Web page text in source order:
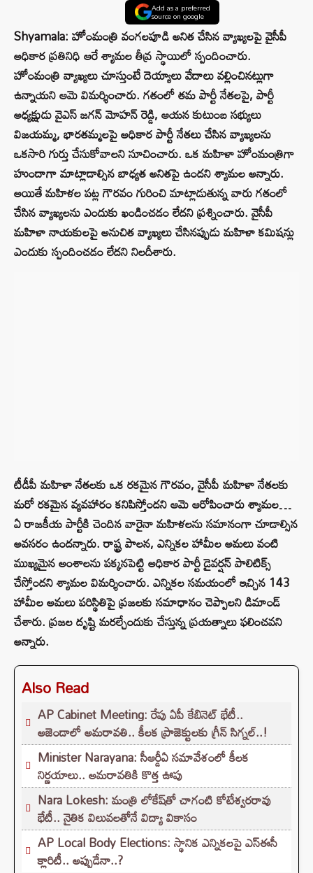
Add as a preferred
source on google
Shyamala: హోంమంత్రి వంగలపూడి అనిత చేసిన వ్యాఖ్యలపై వైసీపీ
అధికార ప్రతినిధి ఆరే శ్యామల తీవ్ర స్థాయిలో స్పందించారు.
హోంమంత్రి వ్యాఖ్యలు చూస్తుంటే దెయ్యాలు వేదాలు వల్లించినట్లుగా
ఉన్నాయని ఆమె విమర్శించారు. గతంలో తమ పార్టీ నేతలపై, పార్టీ
అధ్యక్షుడు వైఎస్ జగన్ మోహన్ రెడ్డి, ఆయన కుటుంబ సభ్యులు
విజయమ్మ, భారతమ్మలపై అధికార పార్టీ నేతలు చేసిన వ్యాఖ్యలను
ఒకసారి గుర్తు చేసుకోవాలని సూచించారు. ఒక మహిళా హోంమంత్రిగా
హుందాగా మాట్లాడాల్సిన బాధ్యత అనితపై ఉందని శ్యామల అన్నారు.
అయితే మహిళల పట్ల గౌరవం గురించి మాట్లాడుతున్న వారు గతంలో
చేసిన వ్యాఖ్యలను ఎందుకు ఖండించడం లేదని ప్రశ్నించారు. వైసీపీ
మహిళా నాయకులపై అనుచిత వ్యాఖ్యలు చేసినప్పుడు మహిళా కమిషన్లు
ఎందుకు స్పందించడం లేదని నిలదీశారు.
టీడీపీ మహిళా నేతలకు ఒక రకమైన గౌరవం, వైసీపీ మహిళా నేతలకు
మరో రకమైన వ్యవహారం కనిపిస్తోందని ఆమె ఆరోపించారు శ్యామల…
ఏ రాజకీయ పార్టీకి చెందిన వారైనా మహిళలను సమానంగా చూడాల్సిన
అవసరం ఉందన్నారు. రాష్ట్ర పాలన, ఎన్నికల హామీల అమలు వంటి
ముఖ్యమైన అంశాలను పక్కనపెట్టి అధికార పార్టీ డైవర్షన్ పాలిటిక్స్
చేస్తోందని శ్యామల విమర్శించారు. ఎన్నికల సమయంలో ఇచ్చిన 143
హామీల అమలు పరిస్థితిపై ప్రజలకు సమాధానం చెప్పాలని డిమాండ్
చేశారు. ప్రజల దృష్టి మరల్చేందుకు చేస్తున్న ప్రయత్నాలు ఫలించవని
అన్నారు.
Also Read
AP Cabinet Meeting: రేపు ఏపీ కేబినెట్ భేటీ..
అజెండాలో అమరావతి.. కీలక ప్రాజెక్టులకు గ్రీన్ సిగ్నల్..!
Minister Narayana: సీఆర్డీఏ సమావేశంలో కీలక
నిర్ణయాలు.. అమరావతికి కొత్త ఊపు
Nara Lokesh: మంత్రి లోకేష్‌తో చాగంటి కోటేశ్వరరావు
భేటీ.. నైతిక విలువలతోనే విద్యా వికాసం
AP Local Body Elections: స్థానిక ఎన్నికలపై ఎస్ఈసీ
క్లారిటీ.. అప్పుడేనా..?